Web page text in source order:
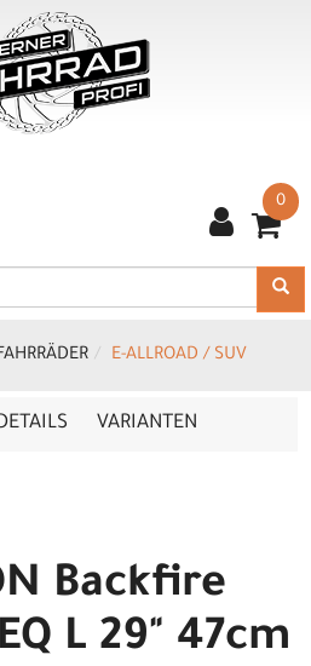
0
E-ALLROAD / SUV
VARIANTEN
Backfire
L 29" 47cm